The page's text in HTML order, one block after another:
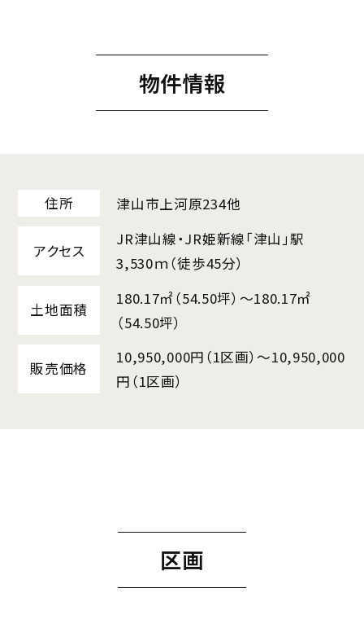
物件情報
住所 津山市上河原234他
アクセス
JR津山線・JR姫新線「津山」駅
3,530ｍ（徒歩45分）
土地面積
180.17㎡（54.50坪）〜180.17㎡
（54.50坪）
販売価格
10,950,000円（1区画）〜10,950,000
円（1区画）
区画